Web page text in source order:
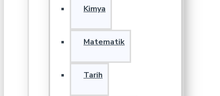
Kimya
Matematik
Tarih